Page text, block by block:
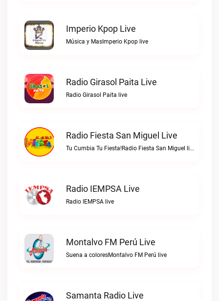
Imperio Kpop Live
Música y MasImperio Kpop live
Radio Girasol Paita Live
Radio Girasol Paita live
Radio Fiesta San Miguel Live
Tu Cumbia Tu Fiesta!Radio Fiesta San Miguel live
Radio IEMPSA Live
Radio IEMPSA live
Montalvo FM Perú Live
Suena a coloresMontalvo FM Perú live
Samanta Radio Live